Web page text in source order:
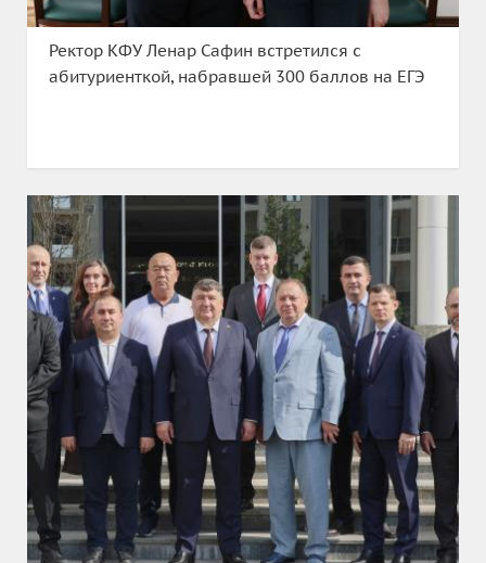
Ректор КФУ Ленар Сафин встретился с
абитуриенткой, набравшей 300 баллов на ЕГЭ